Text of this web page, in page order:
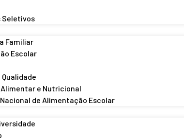
Seletivos
Familiar
Escolar
e Nutricional
de Alimentação Escolar